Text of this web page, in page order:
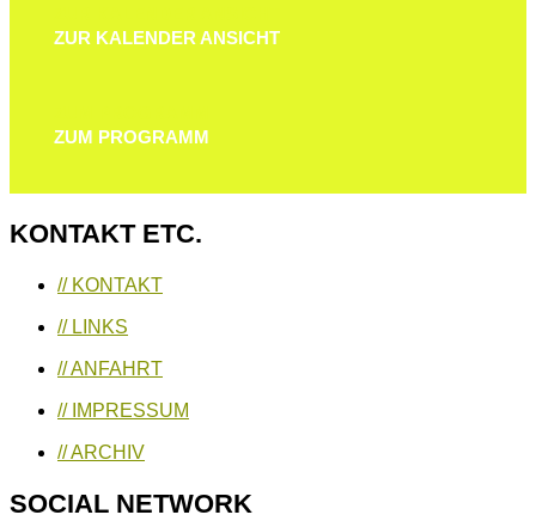
ZUR KALENDER ANSICHT
ZUM PROGRAMM
KONTAKT ETC.
// KONTAKT
// LINKS
// ANFAHRT
// IMPRESSUM
// ARCHIV
SOCIAL NETWORK